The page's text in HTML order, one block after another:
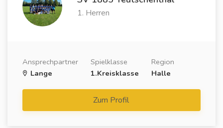
1. Herren
Ansprechpartner
Lange
Spielklasse
1.Kreisklasse
Region
Halle
Zum Profil